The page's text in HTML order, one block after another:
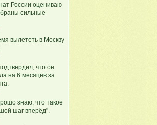
России оцениваю
сильные
вылететь в Москву
что он
на 6 месяцев за
знаю, что такое
шаг вперёд".